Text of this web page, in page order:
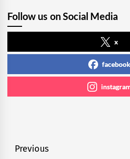
Follow us on Social Media
x
facebook
Navegación
Previous